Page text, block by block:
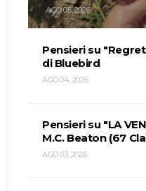
AGO 05, 2026
Pensieri su
di Bluebird
AGO 04, 2026
Pensieri su "LA
M.C. Beaton (67
AGO 03, 2026